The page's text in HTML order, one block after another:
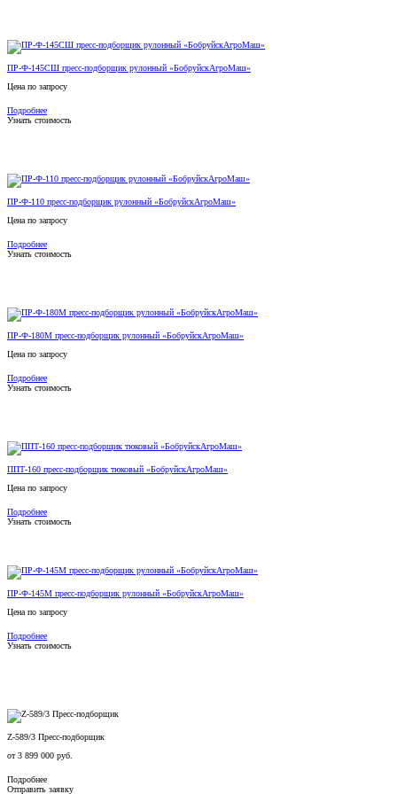
ПР-Ф-145СШ пресс-подборщик рулонный «БобруйскАгроМаш»
Цена по запросу
Подробнее
Узнать стоимость
ПР-Ф-110 пресс-подборщик рулонный «БобруйскАгроМаш»
Цена по запросу
Подробнее
Узнать стоимость
ПР-Ф-180М пресс-подборщик рулонный «БобруйскАгроМаш»
Цена по запросу
Подробнее
Узнать стоимость
ППТ-160 пресс-подборщик тюковый «БобруйскАгроМаш»
Цена по запросу
Подробнее
Узнать стоимость
ПР-Ф-145М пресс-подборщик рулонный «БобруйскАгроМаш»
Цена по запросу
Подробнее
Узнать стоимость
Z-589/3 Пресс-подборщик
от3 899 000 руб.
Подробнее
Отправить заявку